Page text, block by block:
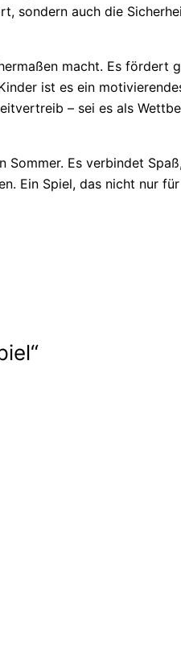
sondern auch die
macht. Es fördert
ist es ein
– sei es als
Es verbindet
Ein Spiel, das nicht nur